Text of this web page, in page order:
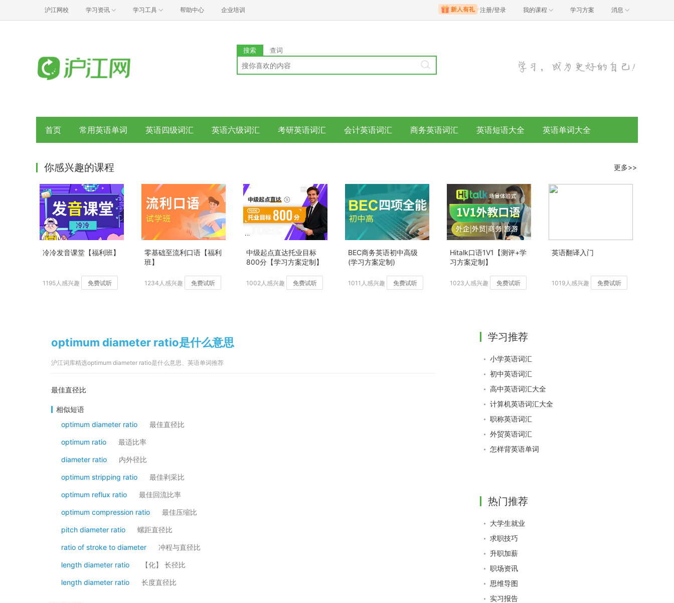
沪江网校 学习资讯 学习工具 帮助中心 企业培训 注册/登录 我的课程 学习方案 消息
搜索 查词
首页 常用英语单词 英语四级词汇 英语六级词汇 考研英语词汇 会计英语词汇 商务英语词汇 英语短语大全 英语单词大全
你感兴趣的课程 更多>>
冷冷发音课堂【福利班】
1195人感兴趣 免费试听
零基础至流利口语【福利
班】
1234人感兴趣 免费试听
中级起点直达托业目标
800分【学习方案定制】
1002人感兴趣 免费试听
BEC商务英语初中高级
(学习方案定制)
1011人感兴趣 免费试听
Hitalk口语1V1【测评+学
习方案定制】
1023人感兴趣 免费试听
英语翻译入门
1019人感兴趣 免费试听
optimum diameter ratio是什么意思
沪江词库精选optimum diameter ratio是什么意思、英语单词推荐
最佳直径比
相似短语
optimum diameter ratio
最佳直径比
optimum ratio 最适比率
diameter ratio 内外径比
optimum stripping ratio 最佳剥采比
optimum reflux ratio 最佳回流比率
optimum compression ratio 最佳压缩比
pitch diameter ratio 螺距直径比
ratio of stroke to diameter 冲程与直径比
length diameter ratio 【化】 长径比
length diameter ratio 长度直径比
学习推荐
小学英语词汇
初中英语词汇
高中英语词汇大全
计算机英语词汇大全
职称英语词汇
外贸英语词汇
怎样背英语单词
热门推荐
大学生就业
求职技巧
升职加薪
职场资讯
思维导图
实习报告